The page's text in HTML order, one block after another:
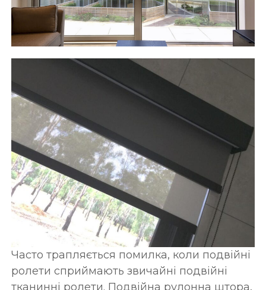
Часто трапляється помилка, коли подвійні
ролети сприймають звичайні подвійні
тканинні ролети. Подвійна рулонна штора,